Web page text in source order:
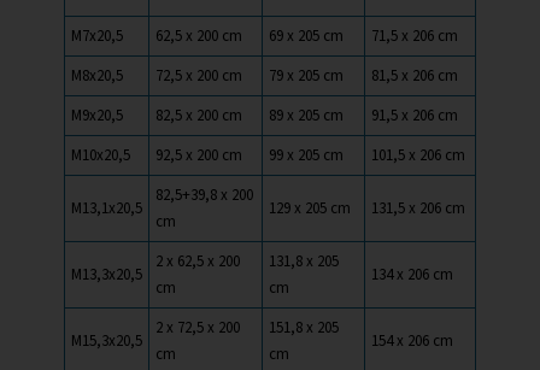
M7x20,5 62,5 x 200 cm 69 x 205 cm
71,5 x 206 cm
M8x20,5
72,5 x 200 cm 79 x 205 cm
81,5 x 206 cm
M9x20,5
82,5 x 200 cm 89 x 205 cm
91,5 x 206 cm
M10x20,5
92,5 x 200 cm 99 x 205 cm 101,5 x 206 cm
M13,1x20,5
82,5+39,8 x 200
cm
129 x 205 cm 131,5 x 206 cm
M13,3x20,5
2 x 62,5 x 200
cm
131,8 x 205
cm
134 x 206 cm
M15,3x20,5
2 x 72,5 x 200
cm
151,8 x 205
cm
154 x 206 cm